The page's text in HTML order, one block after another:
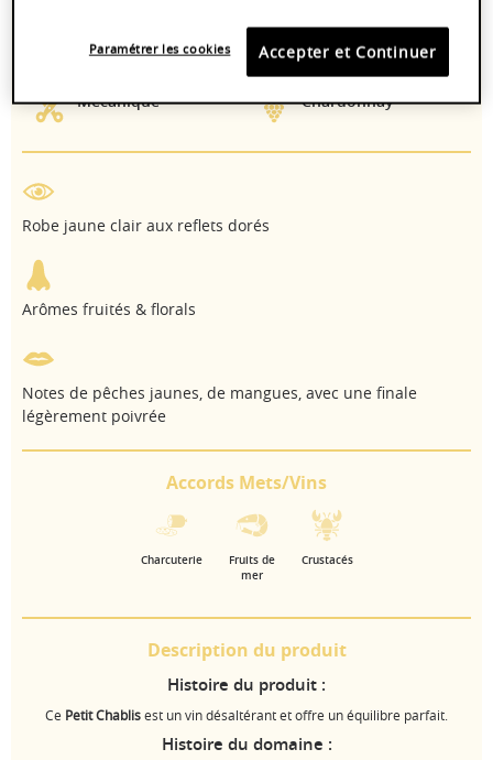
10-12°C A boire maintenant
Mécanique Chardonnay
Robe jaune clair aux reflets dorés
Arômes fruités & florals
Notes de pêches jaunes, de mangues, avec une finale
légèrement poivrée
Accords Mets/Vins
Charcuterie
Fruits de
mer
Crustacés
Description du produit
Histoire du produit :
Ce Petit Chablisest un vin désaltérant et offre un équilibre parfait.
Histoire du domaine :
Accepter et Continuer
Paramétrer les cookies